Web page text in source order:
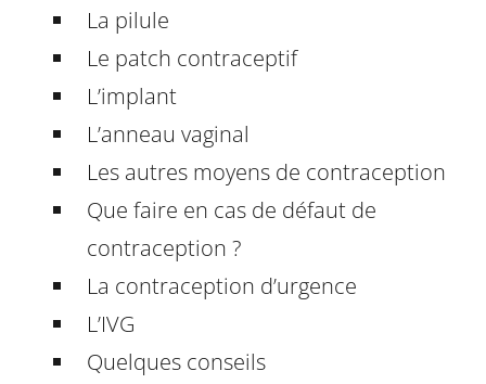
La pilule
Le patch contraceptif
L’implant
L’anneau vaginal
Les autres moyens de contraception
Que faire en cas de défaut de
contraception ?
La contraception d’urgence
L’IVG
Quelques conseils